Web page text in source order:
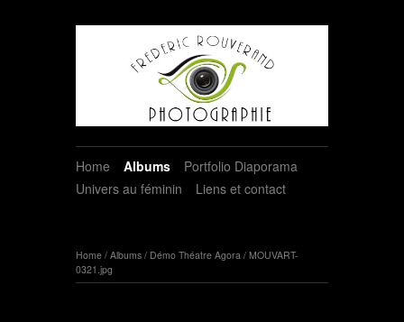
Home Albums
Portfolio Diaporama
Univers au féminin
Liens et contact
Home / Albums / Démo Théatre Agora / MOUVART-
0321.jpg